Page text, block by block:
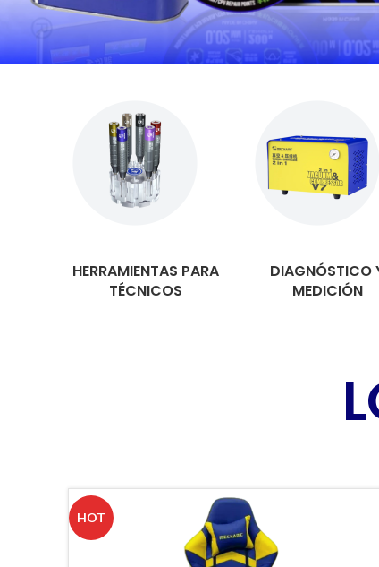
HERRAMIENTAS PARA
TÉCNICOS
DIAGNÓSTICO
MEDICIÓN
HOT